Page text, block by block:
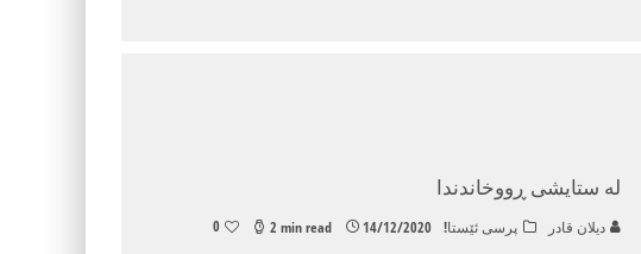
لە ستایشی ڕووخاندندا
دیلان قادر پرسی ئێستا! 14/12/2020
2 min read
0